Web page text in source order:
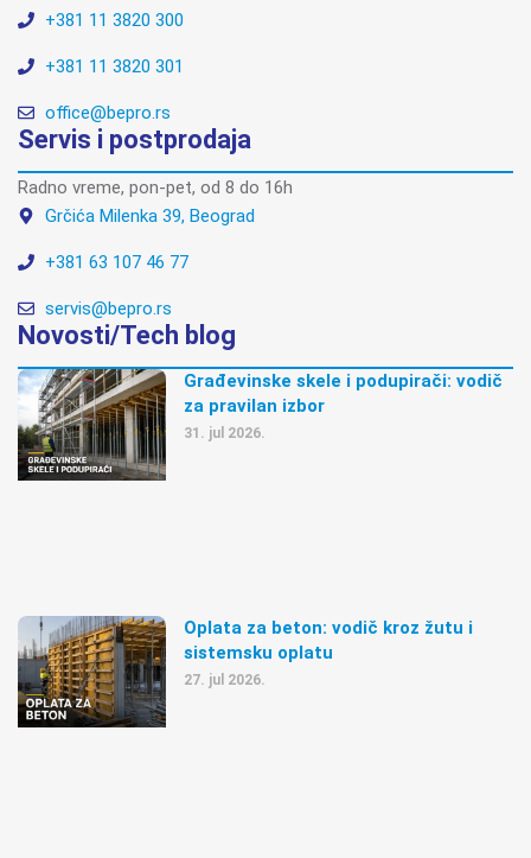
+381 11 3820 300
+381 11 3820 301
office@bepro.rs
Servis i postprodaja
Radno vreme, pon-pet, od 8 do 16h
Grčića Milenka 39, Beograd
+381 63 107 46 77
servis@bepro.rs
Novosti/Tech blog
Građevinske skele i podupirači: vodič
za pravilan izbor
31. jul 2026.
Oplata za beton: vodič kroz žutu i
sistemsku oplatu
27. jul 2026.